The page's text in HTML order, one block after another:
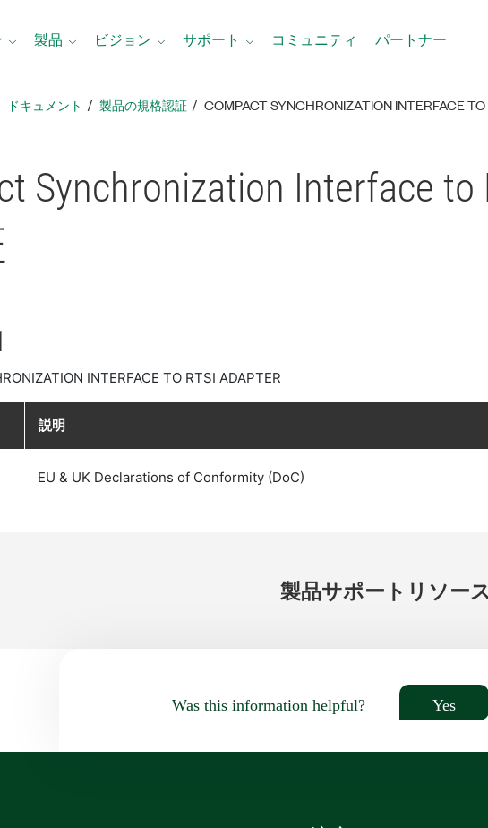
製品 ビジョン サポート コミュニティ パートナー
ドキュメント 製品​の​規格​認証 COMPACT SYNCHRONIZATION INTERFACE
Synchronization Interface to
INTERFACE TO RTSI ADAPTER
説明
EU & UK Declarations of Conformity (DoC)
製品サポート リソース
Was this information helpful? Yes